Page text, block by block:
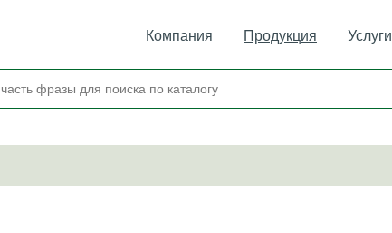
Компания Продукция Услуги